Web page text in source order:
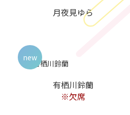
月夜見ゆら
有栖川鈴蘭
※欠席
new